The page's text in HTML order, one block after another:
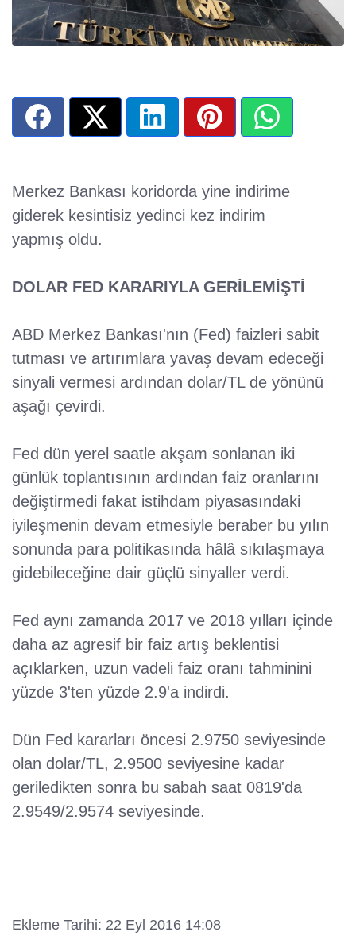
Merkez Bankası koridorda yine indirime
giderek kesintisiz yedinci kez indirim
yapmış oldu.
DOLAR FED KARARIYLA GERİLEMİŞTİ
ABD Merkez Bankası'nın (Fed) faizleri sabit
tutması ve artırımlara yavaş devam edeceği
sinyali vermesi ardından dolar/TL de yönünü
aşağı çevirdi.
Fed dün yerel saatle akşam sonlanan iki
günlük toplantısının ardından faiz oranlarını
değiştirmedi fakat istihdam piyasasındaki
iyileşmenin devam etmesiyle beraber bu yılın
sonunda para politikasında hâlâ sıkılaşmaya
gidebileceğine dair güçlü sinyaller verdi.
Fed aynı zamanda 2017 ve 2018 yılları içinde
daha az agresif bir faiz artış beklentisi
açıklarken, uzun vadeli faiz oranı tahminini
yüzde 3'ten yüzde 2.9'a indirdi.
Dün Fed kararları öncesi 2.9750 seviyesinde
olan dolar/TL, 2.9500 seviyesine kadar
geriledikten sonra bu sabah saat 0819'da
2.9549/2.9574 seviyesinde.
Ekleme Tarihi: 22 Eyl 2016 14:08